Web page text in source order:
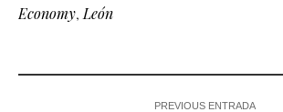
Economy, León
PREVIOUS ENTRADA